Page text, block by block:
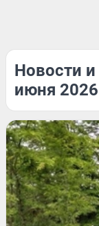
Новости
июня 2026